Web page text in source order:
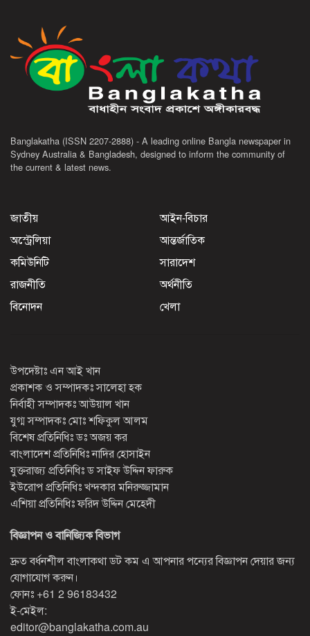
Banglakatha (ISSN 2207-2888) - A leading online Bangla newspaper in
Sydney Australia & Bangladesh, designed to inform the community of
the current & latest news.
জাতীয়
আইন-বিচার
অস্ট্রেলিয়া
আন্তর্জাতিক
কমিউনিটি
সারাদেশ
রাজনীতি
অর্থনীতি
বিনোদন
খেলা
উপদেষ্টাঃ এন আই খান
প্রকাশক ও সম্পাদকঃ সালেহা হক
নির্বাহী সম্পাদকঃ আউয়াল খান
যুগ্ম সম্পাদকঃ মোঃ শফিকুল আলম
বিশেষ প্রতিনিধিঃ ডঃ অজয় কর
বাংলাদেশ প্রতিনিধিঃ নাদির হোসাইন
যুক্তরাজ্য প্রতিনিধিঃ ড সাইফ উদ্দিন ফারুক
ইউরোপ প্রতিনিধিঃ খন্দকার মনিরুজ্জামান
এশিয়া প্রতিনিধিঃ ফরিদ উদ্দিন মেহেদী
বিজ্ঞাপন ও বানিজ্যিক বিভাগ
দ্রুত বর্ধনশীল বাংলাকথা ডট কম এ আপনার পন্যের বিজ্ঞাপন দেয়ার জন্য
যোগাযোগ করুন।
ফোনঃ +61 2 96183432
ই-মেইল:
editor@banglakatha.com.au